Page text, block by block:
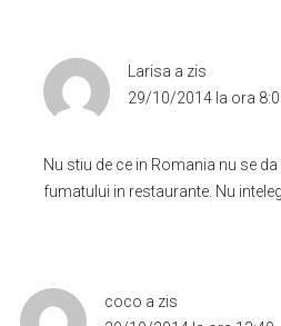
Larisa a zis
29/10/2014 la ora
Nu stiu de ce in Romania nu se
fumatului in restaurante. Nu
coco a zis